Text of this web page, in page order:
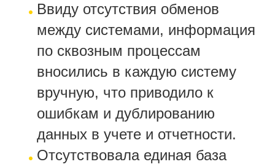
Ввиду отсутствия обменов
между системами, информация
по сквозным процессам
вносились в каждую систему
вручную, что приводило к
ошибкам и дублированию
данных в учете и отчетности.
Отсутствовала единая база